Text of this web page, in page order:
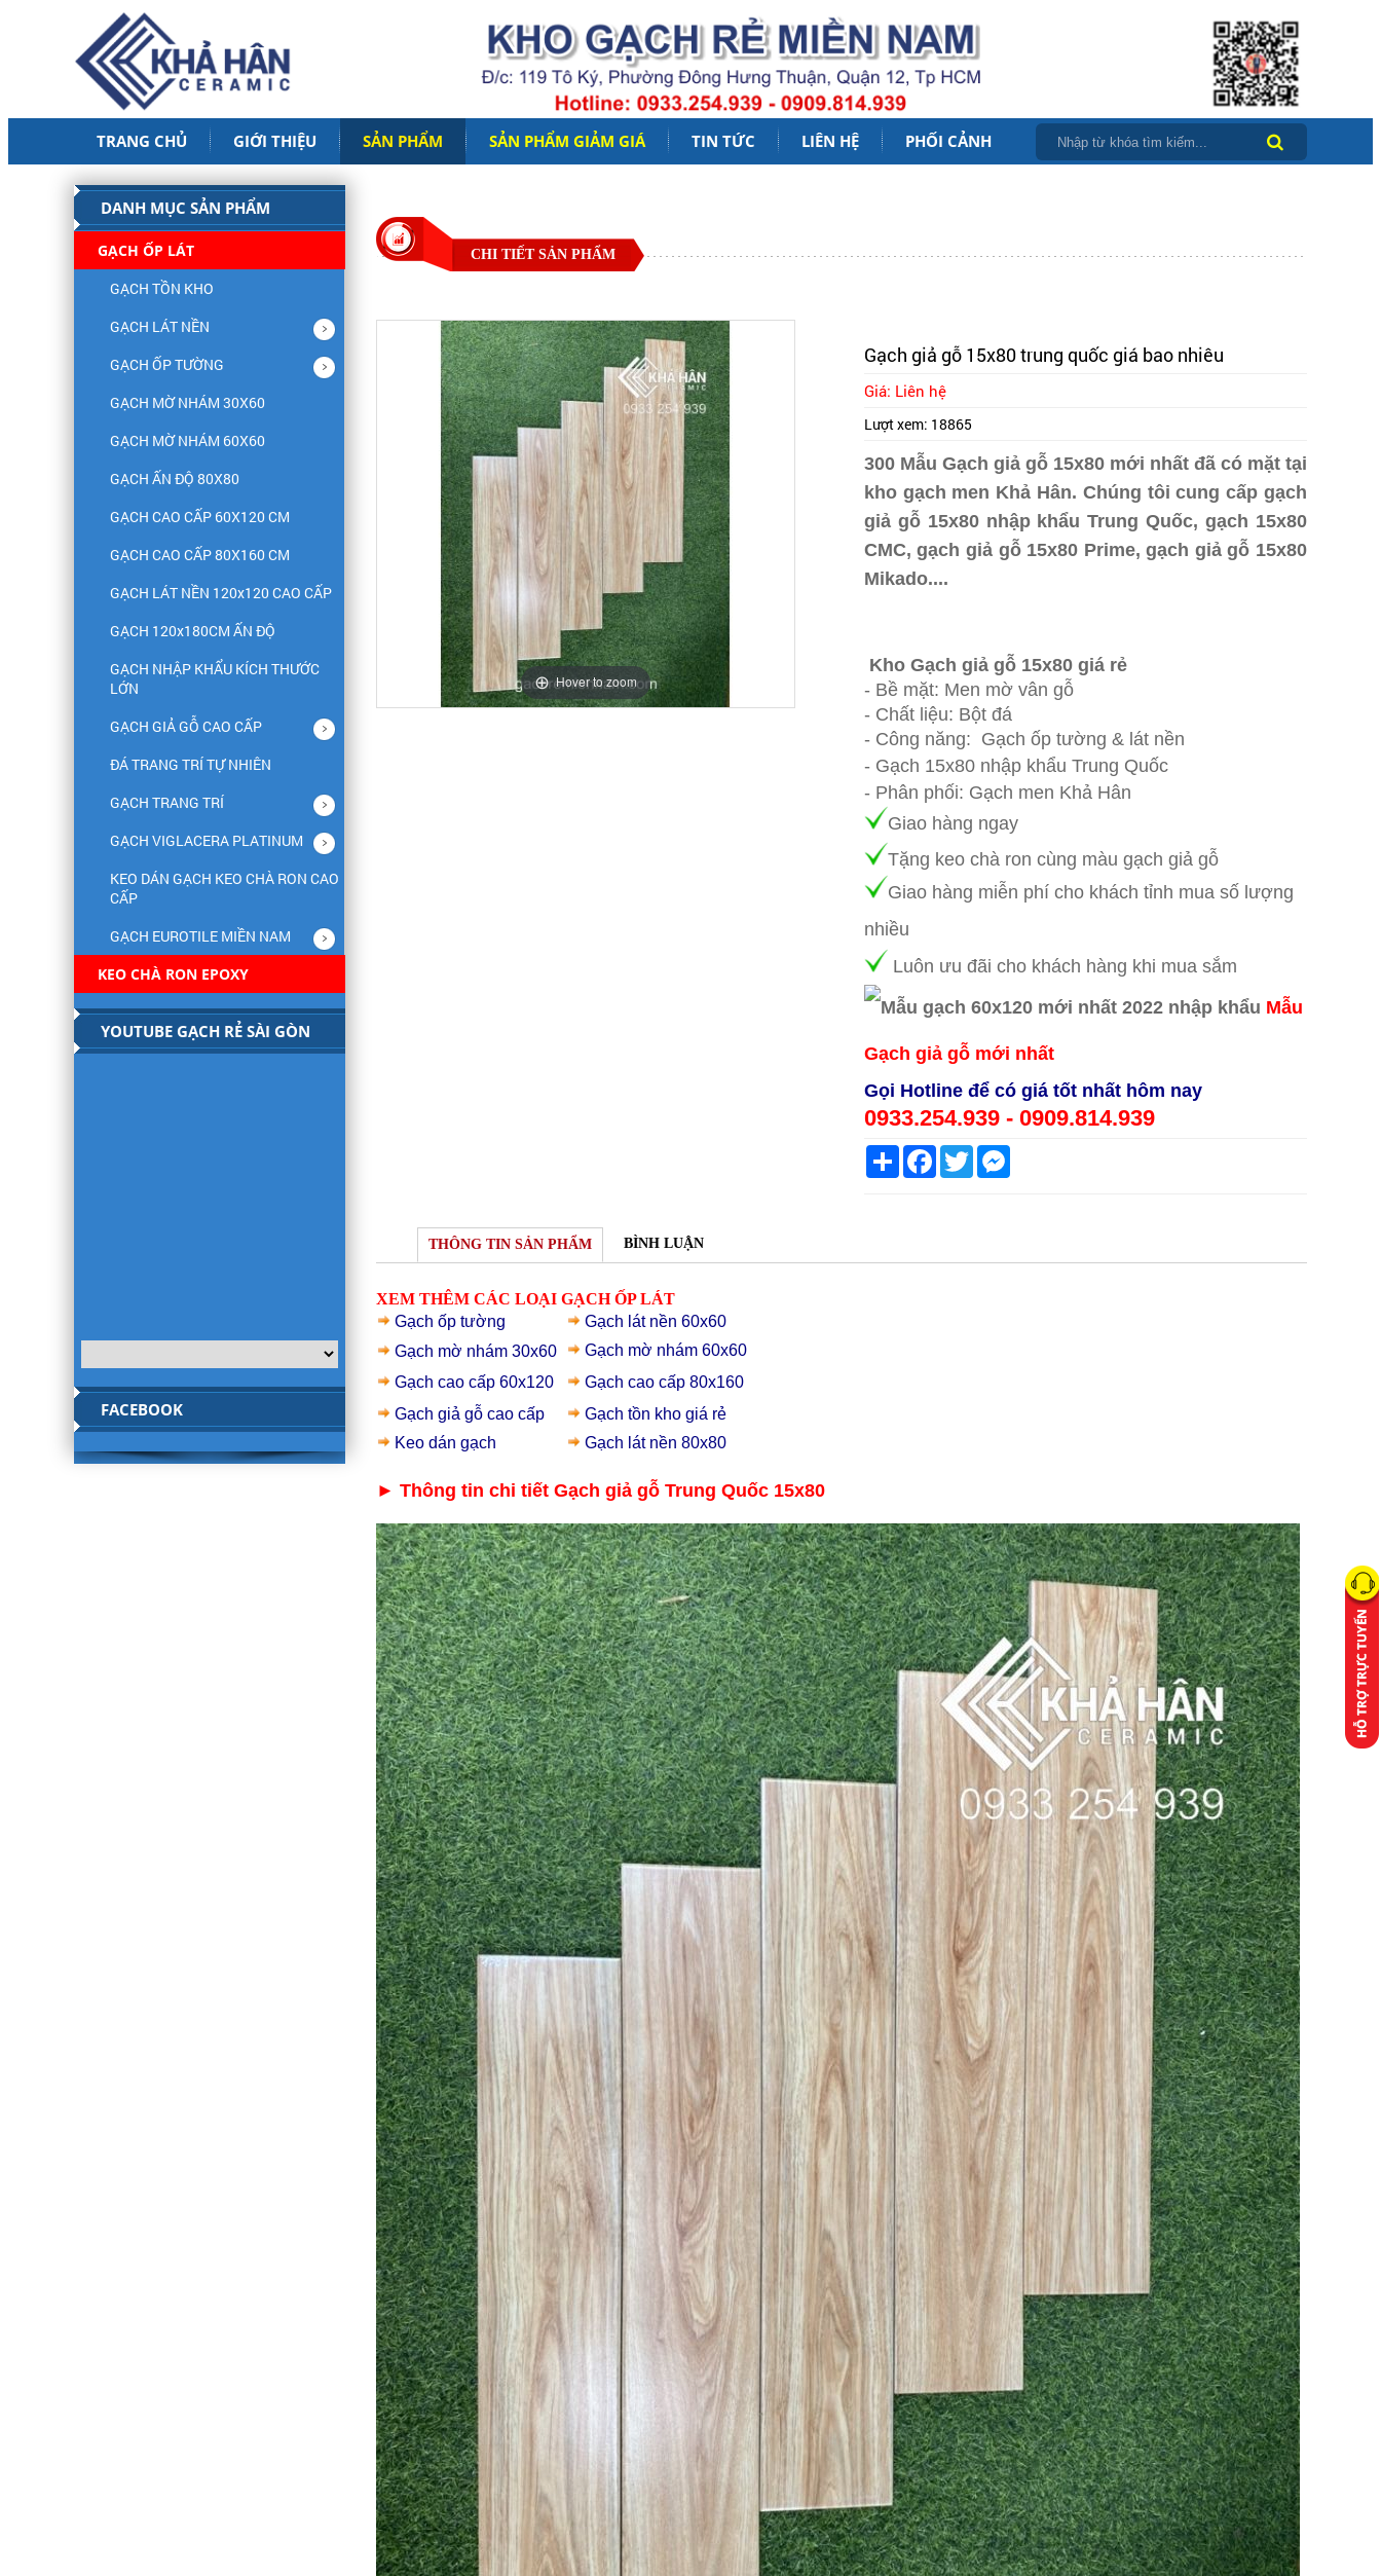
TRANG CHỦ GIỚI THIỆU SẢN PHẨM SẢN PHẨM GIẢM GIÁ TIN TỨC LIÊN HỆ PHỐI CẢNH
CHI TIẾT SẢN PHẨM
Hover to zoom
Gạch giả gỗ 15x80 trung quốc giá bao nhiêu
Giá: Liên hệ
Lượt xem: 18865
300 Mẫu Gạch giả gỗ 15x80 mới nhất đã có mặt tại
kho gạch men Khả Hân. Chúng tôi cung cấp gạch
giả gỗ 15x80 nhập khẩu Trung Quốc, gạch 15x80
CMC, gạch giả gỗ 15x80 Prime, gạch giả gỗ 15x80
Mikado....
Kho Gạch giả gỗ 15x80 giá rẻ
- Bề mặt: Men mờ vân gỗ
- Chất liệu: Bột đá
- Công năng: Gạch ốp tường & lát nền
- Gạch 15x80 nhập khẩu Trung Quốc
- Phân phối: Gạch men Khả Hân
Giao hàng ngay
Tặng keo chà ron cùng màu gạch giả gỗ
Giao hàng miễn phí cho khách tỉnh mua số lượng
nhiều
Luôn ưu đãi cho khách hàng khi mua sắm
Mẫu
Gạch giả gỗ mới nhất
Gọi Hotline để có giá tốt nhất hôm nay
0933.254.939 - 0909.814.939
ShareFacebook
TwitterMessenger
THÔNG TIN SẢN PHẨM BÌNH LUẬN
XEM THÊM CÁC LOẠI GẠCH ỐP LÁT
Gạch ốp tường
Gạch lát nền 60x60
Gạch mờ nhám 30x60
Gạch mờ nhám 60x60
Gạch cao cấp 60x120
Gạch cao cấp 80x160
Gạch giả gỗ cao cấp Gạch tồn kho giá rẻ
Keo dán gạch
Gạch lát nền 80x80
► Thông tin chi tiết Gạch giả gỗ Trung Quốc 15x80
DANH MỤC SẢN PHẨM
GẠCH ỐP LÁT
GẠCH TỒN KHO
GẠCH LÁT NỀN
GẠCH ỐP TƯỜNG
GẠCH MỜ NHÁM 30X60
GẠCH MỜ NHÁM 60X60
GẠCH ẤN ĐỘ 80X80
GẠCH CAO CẤP 60X120 CM
GẠCH CAO CẤP 80X160 CM
GẠCH LÁT NỀN 120x120 CAO CẤP
GẠCH 120x180CM ẤN ĐỘ
GẠCH NHẬP KHẨU KÍCH THƯỚC
LỚN
GẠCH GIẢ GỖ CAO CẤP
ĐÁ TRANG TRÍ TỰ NHIÊN
GẠCH TRANG TRÍ
GẠCH VIGLACERA PLATINUM
KEO DÁN GẠCH KEO CHÀ RON CAO
CẤP
GẠCH EUROTILE MIỀN NAM
KEO CHÀ RON EPOXY
YOUTUBE GẠCH RẺ SÀI GÒN
FACEBOOK